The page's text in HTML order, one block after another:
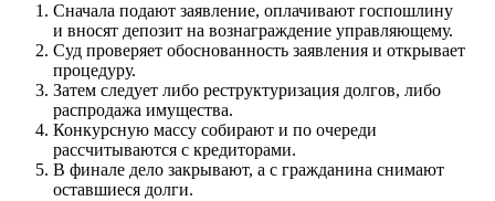
Сначала подают заявление, оплачивают госпошлину
и вносят депозит на вознаграждение управляющему.
Суд проверяет обоснованность заявления и открывает
процедуру.
Затем следует либо реструктуризация долгов, либо
распродажа имущества.
Конкурсную массу собирают и по очереди
рассчитываются с кредиторами.
В финале дело закрывают, а с гражданина снимают
оставшиеся долги.